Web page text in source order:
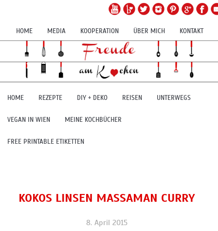
HOME MEDIA KOOPERATION ÜBER MICH KONTAKT
HOME REZEPTE DIY + DEKO REISEN UNTERWEGS
VEGAN IN WIEN MEINE KOCHBÜCHER
FREE PRINTABLE ETIKETTEN
KOKOS LINSEN MASSAMAN CURRY
8. April 2015